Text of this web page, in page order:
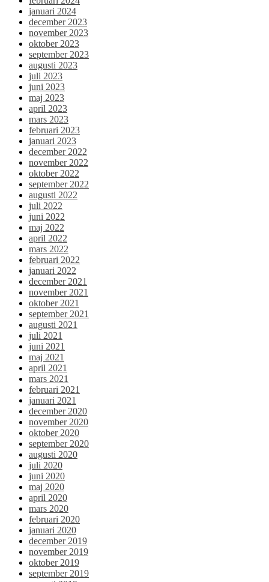
januari 2024
december 2023
november 2023
oktober 2023
september 2023
augusti 2023
juli 2023
juni 2023
maj 2023
april 2023
mars 2023
februari 2023
januari 2023
december 2022
november 2022
oktober 2022
september 2022
augusti 2022
juli 2022
juni 2022
maj 2022
april 2022
mars 2022
februari 2022
januari 2022
december 2021
november 2021
oktober 2021
september 2021
augusti 2021
juli 2021
juni 2021
maj 2021
april 2021
mars 2021
februari 2021
januari 2021
december 2020
november 2020
oktober 2020
september 2020
augusti 2020
juli 2020
juni 2020
maj 2020
april 2020
mars 2020
februari 2020
januari 2020
december 2019
november 2019
oktober 2019
september 2019